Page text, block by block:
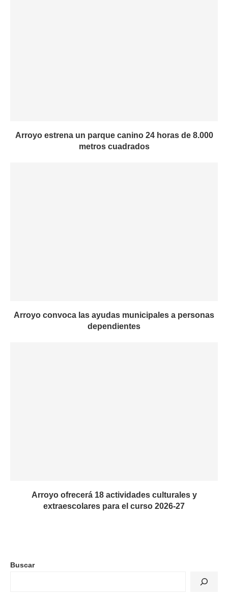
Arroyo estrena un parque canino 24 horas de 8.000
metros cuadrados
Arroyo convoca las ayudas municipales a personas
dependientes
Arroyo ofrecerá 18 actividades culturales y
extraescolares para el curso 2026-27
Buscar